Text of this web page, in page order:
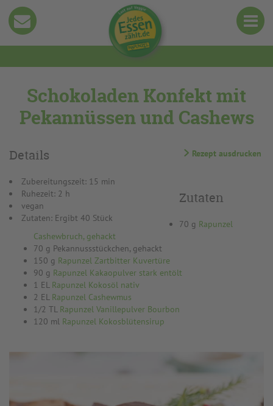
Schokoladen Konfekt mit
Pekannüssen und Cashews
Rezept ausdrucken
Details
Zubereitungszeit: 15 min
Ruhezeit: 2 h
vegan
Zutaten: Ergibt 40 Stück
Zutaten
70 g Rapunzel
Cashewbruch, gehackt
70 g Pekannussstückchen, gehackt
150 g Rapunzel Zartbitter Kuvertüre
90 g Rapunzel Kakaopulver stark entölt
1 EL Rapunzel Kokosöl nativ
2 EL Rapunzel Cashewmus
1/2 TL Rapunzel Vanillepulver Bourbon
120 ml Rapunzel Kokosblütensirup